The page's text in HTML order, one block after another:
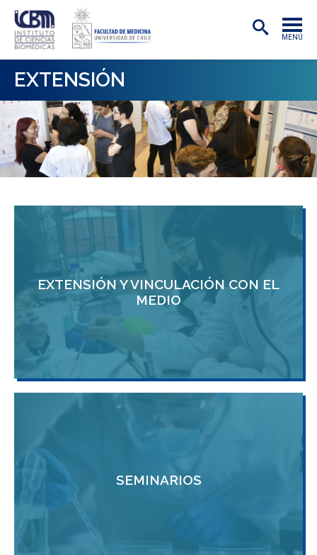
MENÚ
ACADÉMICAS/OS
INVESTIGACIÓN
PREGRADO
PUBLICACIONES
EXTENSIÓN
EXTENSIÓN
EXTENSIÓN Y VINCULACIÓN CON EL
MEDIO
SEMINARIOS